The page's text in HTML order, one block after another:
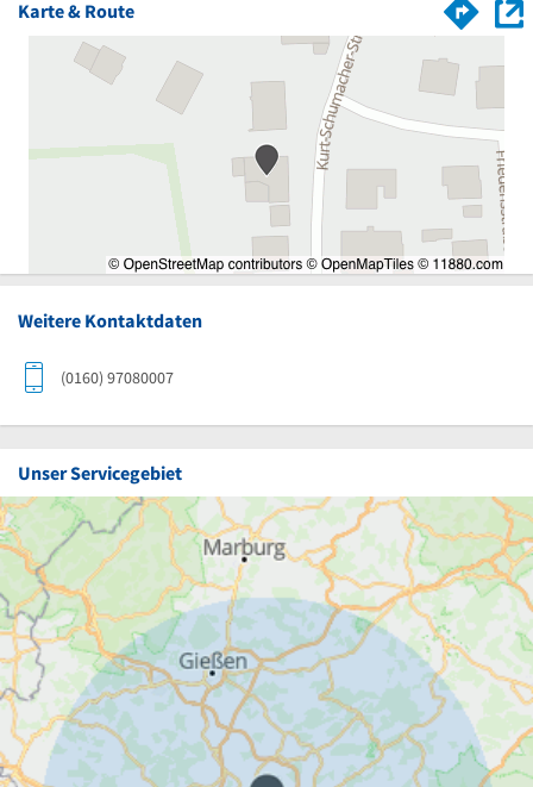
Karte & Route
Weitere Kontaktdaten
(0160) 97080007
Unser Servicegebiet